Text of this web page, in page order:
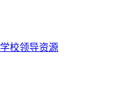
学校领导资源